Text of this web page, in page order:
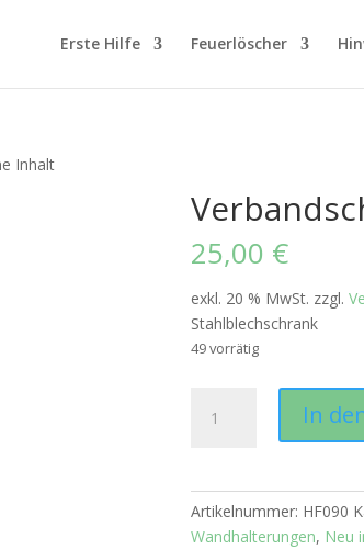
Erste Hilfe Feuerlöscher
Inhalt
25,00 €
exkl. 20 % MwSt. zzgl.
Stahlblechschrank
49 vorrätig
ohne
In
Artikelnummer: HF090
Wandhalterungen, Neu